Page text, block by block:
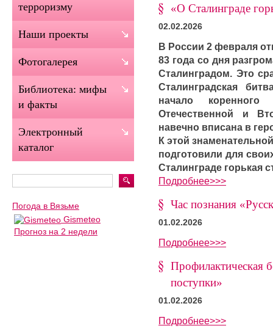
«О Сталинграде
02.02.2026
В России 2 февраля
83 года со дня
Сталинградом. Это
Сталинградская
начало
Отечественной и
навечно вписана в
К этой
подготовили для
Сталинграде горькая
Подробнее>>>
Час познания
01.02.2026
Подробнее>>>
Профилактическая
поступки»
01.02.2026
Подробнее>>>
терроризму
Наши проекты
Фотогалерея
Библиотека: мифы
и факты
Электронный
каталог
Погода в Вязьме
Gismeteo
Прогноз на 2 недели